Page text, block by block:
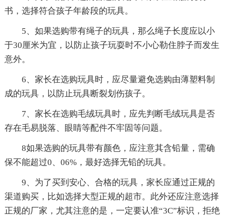
书，选择符合孩子年龄段的玩具。
5、如果选购带有绳子的玩具，那么绳子长度应以小
于30厘米为宜，以防止孩子玩耍时不小心勒住脖子而发生
意外。
6、家长在选购玩具时，应尽量避免选购由薄塑料制
成的玩具，以防止玩具断裂划伤孩子。
7、家长在选购毛绒玩具时，应先判断毛绒玩具是否
存在毛易脱落、眼睛等配件不牢固等问题。
8如果选购的玩具带有颜色，应注意其含铅量，需确
保不能超过0、06%，最好选择无铅的玩具。
9、为了买到安心、合格的玩具，家长应通过正规的
渠道购买，比如选择大型正规的超市。此外还应注意选择
正规的厂家，尤其注意的是，一定要认准“3C”标识，拒绝